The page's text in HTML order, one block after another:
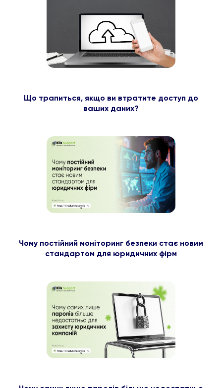
Що трапиться, якщо ви втратите доступ до
ваших даних?
Чому постійний моніторинг безпеки стає новим
стандартом для юридичних фірм